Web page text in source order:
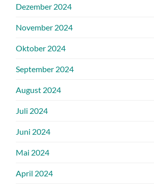
Dezember 2024
November 2024
Oktober 2024
September 2024
August 2024
Juli 2024
Juni 2024
Mai 2024
April 2024